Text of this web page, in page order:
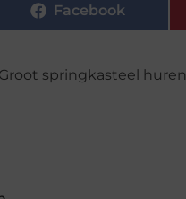
Facebook
Groot springkasteel huren